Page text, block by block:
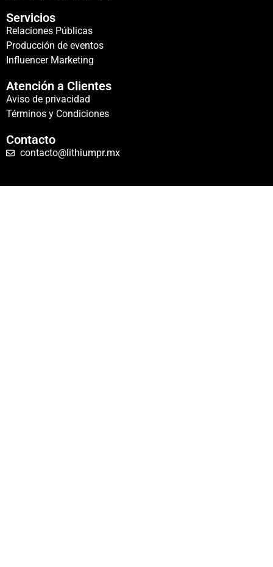
Servicios
Relaciones Públicas
Producción de eventos
Influencer Marketing
Atención a Clientes
Aviso de privacidad
Términos y Condiciones
Contacto
contacto@lithiumpr.mx